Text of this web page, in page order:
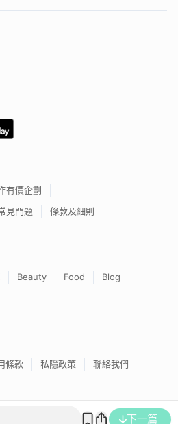
下一篇
有價企劃
見問題 條款及細則
Beauty Food
Blog
條款 私隱政策 聯絡我們